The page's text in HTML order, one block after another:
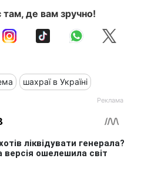
де вам зручно!
шахраї в Україні